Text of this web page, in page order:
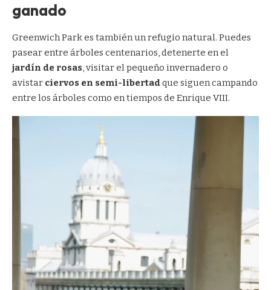
ganado
Greenwich Park es también un refugio natural. Puedes
pasear entre árboles centenarios, detenerte en el
jardín de rosas, visitar el pequeño invernadero o
avistar ciervos en semi-libertadque siguen campando
entre los árboles como en tiempos de Enrique VIII.